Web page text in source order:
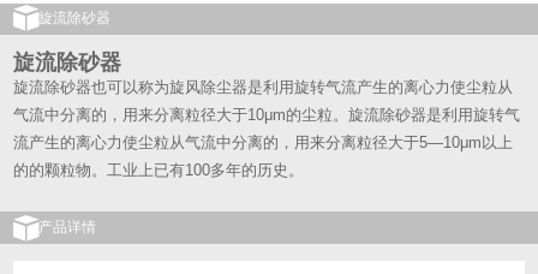
旋流除砂器
旋流除砂器
旋流除砂器也可以称为旋风除尘器是利用旋转气流产生的离心力使尘粒从
气流中分离的，用来分离粒径大于10μm的尘粒。旋流除砂器是利用旋转气
流产生的离心力使尘粒从气流中分离的，用来分离粒径大于5—10μm以上
的的颗粒物。工业上已有100多年的历史。
产品详情